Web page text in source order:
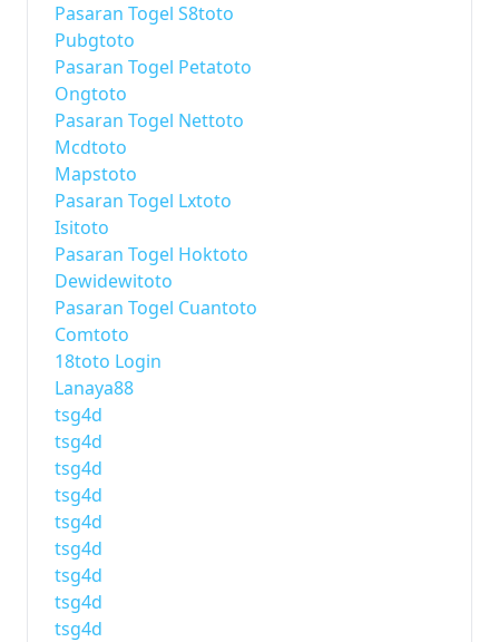
Pasaran Togel S8toto
Pubgtoto
Pasaran Togel Petatoto
Ongtoto
Pasaran Togel Nettoto
Mcdtoto
Mapstoto
Pasaran Togel Lxtoto
Isitoto
Pasaran Togel Hoktoto
Dewidewitoto
Pasaran Togel Cuantoto
Comtoto
18toto Login
Lanaya88
tsg4d
tsg4d
tsg4d
tsg4d
tsg4d
tsg4d
tsg4d
tsg4d
tsg4d